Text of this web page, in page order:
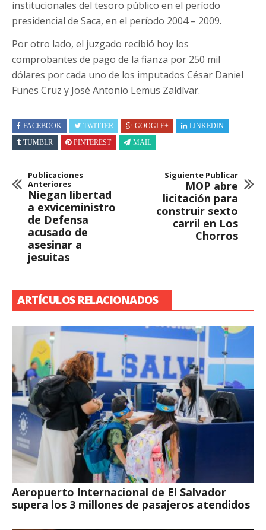
institucionales del tesoro público en el período
presidencial de Saca, en el período 2004 – 2009.
Por otro lado, el juzgado recibió hoy los
comprobantes de pago de la fianza por 250 mil
dólares por cada uno de los imputados César Daniel
Funes Cruz y José Antonio Lemus Zaldívar.
FACEBOOK TWITTER GOOGLE+
LINKEDIN
TUMBLR
PINTEREST MAIL
Publicaciones
Anteriores
Niegan libertad
a exviceministro
de Defensa
acusado de
asesinar a
jesuitas
Siguiente Publicar
MOP abre
licitación para
construir sexto
carril en Los
Chorros
ARTÍCULOS RELACIONADOS
Aeropuerto Internacional de El Salvador
supera los 3 millones de pasajeros atendidos